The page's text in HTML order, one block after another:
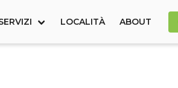
LOCALITÀ ABOUT